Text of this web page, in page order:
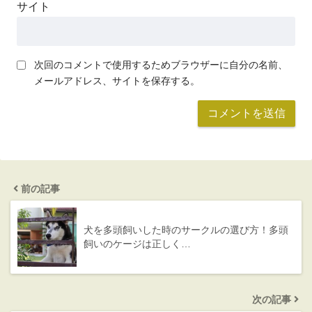
サイト
次回のコメントで使用するためブラウザーに自分の名前、
メールアドレス、サイトを保存する。
前の記事
犬を多頭飼いした時のサークルの選び方！多頭
飼いのケージは正しく…
次の記事